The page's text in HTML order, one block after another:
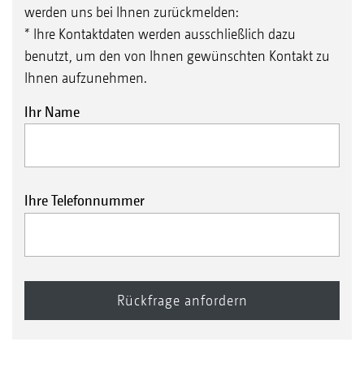
werden uns bei Ihnen zurückmelden:
* Ihre Kontaktdaten werden ausschließlich dazu
benutzt, um den von Ihnen gewünschten Kontakt zu
Ihnen aufzunehmen.
Ihr Name
Ihre Telefonnummer